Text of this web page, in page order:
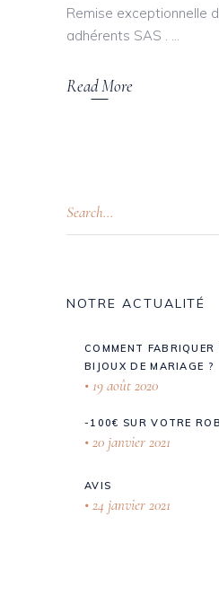
Remise exceptionnelle
adhérents SAS .
Read More
NOTRE ACTUALITÉ
COMMENT FABRIQUER
BIJOUX DE MARIAGE ?
19 août 2020
-100€ SUR VOTRE
20 janvier 2021
AVIS
24 janvier 2021